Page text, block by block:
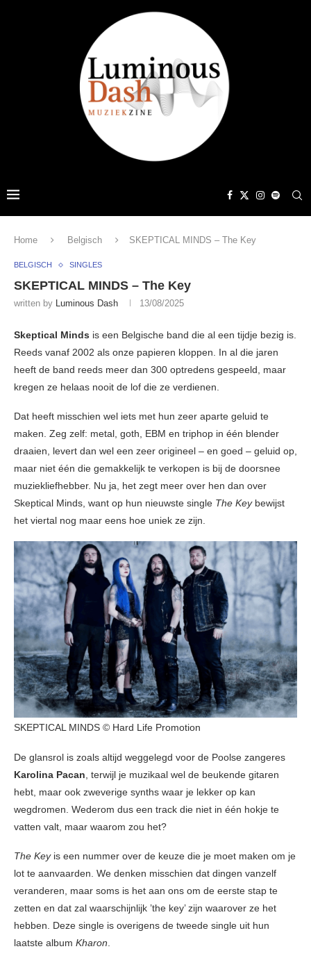
Home Belgisch SKEPTICAL MINDS – The Key
BELGISCH SINGLES
SKEPTICAL MINDS – The Key
written by Luminous Dash 13/08/2025
Skeptical Minds is een Belgische band die al een tijdje bezig is.
Reeds vanaf 2002 als onze papieren kloppen. In al die jaren
heeft de band reeds meer dan 300 optredens gespeeld, maar
kregen ze helaas nooit de lof die ze verdienen.
Dat heeft misschien wel iets met hun zeer aparte geluid te
maken. Zeg zelf: metal, goth, EBM en triphop in één blender
draaien, levert dan wel een zeer origineel – en goed – geluid op,
maar niet één die gemakkelijk te verkopen is bij de doorsnee
muziekliefhebber. Nu ja, het zegt meer over hen dan over
Skeptical Minds, want op hun nieuwste single The Key bewijst
het viertal nog maar eens hoe uniek ze zijn.
SKEPTICAL MINDS © Hard Life Promotion
De glansrol is zoals altijd weggelegd voor de Poolse zangeres
Karolina Pacan, terwijl je muzikaal wel de beukende gitaren
hebt, maar ook zweverige synths waar je lekker op kan
wegdromen. Wederom dus een track die niet in één hokje te
vatten valt, maar waarom zou het?
The Keyis een nummer over de keuze die je moet maken om je
lot te aanvaarden. We denken misschien dat dingen vanzelf
veranderen, maar soms is het aan ons om de eerste stap te
zetten en dat zal waarschijnlijk ’the key’ zijn waarover ze het
hebben. Deze single is overigens de tweede single uit hun
laatste album Kharon.